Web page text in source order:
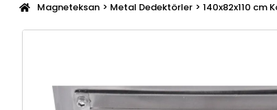
Magneteksan > Metal Dedektörler > 140x82x110 cm